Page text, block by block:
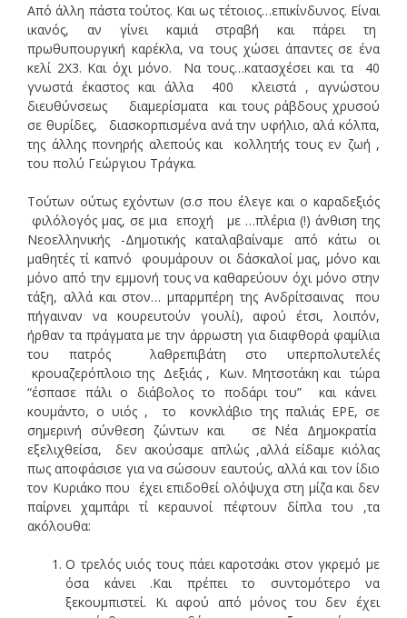
Από άλλη πάστα τούτος. Και ως τέτοιος…επικίνδυνος. Είναι
ικανός, αν γίνει καμιά στραβή και πάρει τη
πρωθυπουργική καρέκλα, να τους χώσει άπαντες σε ένα
κελί 2Χ3. Και όχι μόνο. Να τους…κατασχέσει και τα 40
γνωστά έκαστος και άλλα 400 κλειστά , αγνώστου
διευθύνσεως διαμερίσματα και τους ράβδους χρυσού
σε θυρίδες, διασκορπισμένα ανά την υφήλιο, αλά κόλπα,
της άλλης πονηρής αλεπούς και κολλητής τους εν ζωή ,
του πολύ Γεώργιου Τράγκα.
Τούτων ούτως εχόντων (σ.σ που έλεγε και ο καραδεξιός
φιλόλογός μας, σε μια εποχή με …πλέρια (!) άνθιση της
Νεοελληνικής -Δημοτικής καταλαβαίναμε από κάτω οι
μαθητές τί καπνό φουμάρουν οι δάσκαλοί μας, μόνο και
μόνο από την εμμονή τους να καθαρεύουν όχι μόνο στην
τάξη, αλλά και στον… μπαρμπέρη της Ανδρίτσαινας που
πήγαιναν να κουρευτούν γουλί), αφού έτσι, λοιπόν,
ήρθαν τα πράγματα με την άρρωστη για διαφθορά φαμίλια
του πατρός λαθρεπιβάτη στο υπερπολυτελές
κρουαζερόπλοιο της Δεξιάς , Κων. Μητσοτάκη και τώρα
“έσπασε πάλι ο διάβολος το ποδάρι του” και κάνει
κουμάντο, ο υιός , το κονκλάβιο της παλιάς ΕΡΕ, σε
σημερινή σύνθεση ζώντων και σε Νέα Δημοκρατία
εξελιχθείσα, δεν ακούσαμε απλώς ,αλλά είδαμε κιόλας
πως αποφάσισε για να σώσουν εαυτούς, αλλά και τον ίδιο
τον Κυριάκο που έχει επιδοθεί ολόψυχα στη μίζα και δεν
παίρνει χαμπάρι τί κεραυνοί πέφτουν δίπλα του ,τα
ακόλουθα:
Ο τρελός υιός τους πάει καροτσάκι στον γκρεμό με
όσα κάνει .Και πρέπει το συντομότερο να
ξεκουμπιστεί. Κι αφού από μόνος του δεν έχει